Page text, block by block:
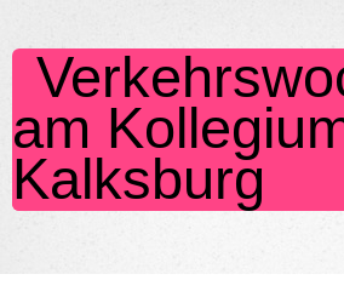
am
Kalksburg